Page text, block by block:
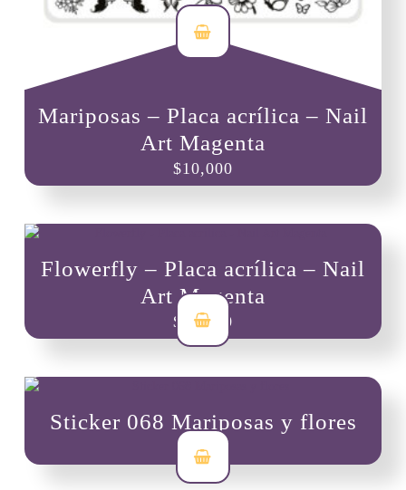
Mariposas – Placa acrílica – Nail
Art Magenta
$10,000
Flowerfly – Placa acrílica – Nail
Art Magenta
$ 10,000
Sticker 068 Mariposas y flores
$ 3,500